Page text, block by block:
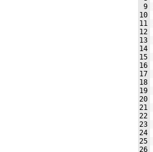
9
10
11
12
13
14
15
16
17
18
19
20
21
22
23
24
25
26